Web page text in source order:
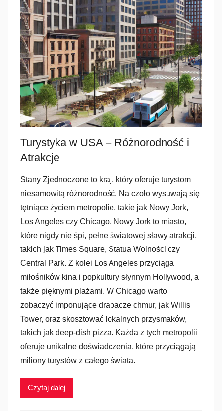
Turystyka w USA – Różnorodność i
Atrakcje
Stany Zjednoczone to kraj, który oferuje turystom
niesamowitą różnorodność. Na czoło wysuwają się
tętniące życiem metropolie, takie jak Nowy Jork,
Los Angeles czy Chicago. Nowy Jork to miasto,
które nigdy nie śpi, pełne światowej sławy atrakcji,
takich jak Times Square, Statua Wolności czy
Central Park. Z kolei Los Angeles przyciąga
miłośników kina i popkultury słynnym Hollywood, a
także pięknymi plażami. W Chicago warto
zobaczyć imponujące drapacze chmur, jak Willis
Tower, oraz skosztować lokalnych przysmaków,
takich jak deep-dish pizza. Każda z tych metropolii
oferuje unikalne doświadczenia, które przyciągają
miliony turystów z całego świata.
Czytaj dalej